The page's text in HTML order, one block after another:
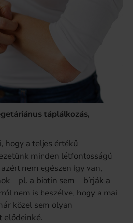
táplálkozás,
hogy a teljes értékű
minden létfontosságú
nem egészen így van,
– pl. a biotin sem – bírják a
nem is beszélve, hogy a mai
közel sem olyan
elődeinké.